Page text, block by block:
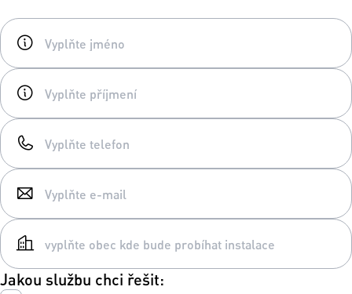
Jakou službu chci řešit: